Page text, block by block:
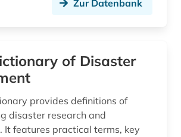
asiatisch-pazifischer raum (3)
asien-pazifik (1)
asienforschung (1)
astronomie (1)
Makedonien (2)
Mecklenburg-Vorpommern (4)
Mittelamerika (6)
Zur Datenbank
of Disaster
provides definitions of
disaster research and
It features practical terms, key